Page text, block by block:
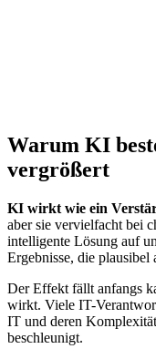
Warum KI
vergrößert
KI wirkt wie ein
aber sie vervielfacht bei
intelligente Lösung auf
Ergebnisse, die plausibel
Der Effekt fällt anfangs
wirkt. Viele IT-
IT und deren
beschleunigt.